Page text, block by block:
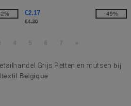
€2.17
€4.30
-49%
4 5 6 7 »
Grijs Petten en mutsen bij
Belgique